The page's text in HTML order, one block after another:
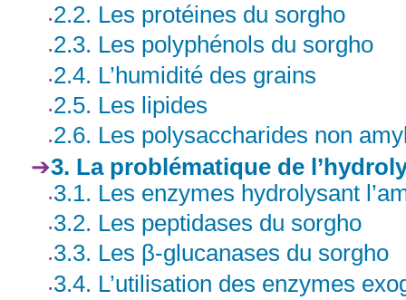
2.2. Les protéines du sorgho
2.3. Les polyphénols du sorgho
2.4. L’humidité des grains
2.5. Les lipides
2.6. Les polysaccharides non
3. La problématique de
3.1. Les enzymes hydrolysant
3.2. Les peptidases du sorgho
3.3. Les β-glucanases du sorgho
3.4. L’utilisation des enzymes